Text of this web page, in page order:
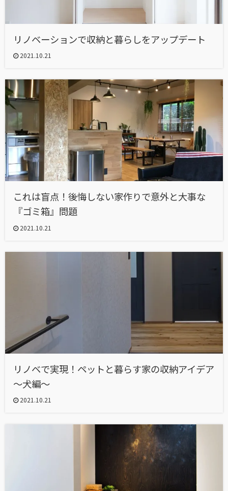
リノベーションで収納と暮らしをアップデート
2021.10.21
これは盲点！後悔しない家作りで意外と大事な
『ゴミ箱』問題
2021.10.21
リノベで実現！ペットと暮らす家の収納アイデア
～犬編～
2021.10.21